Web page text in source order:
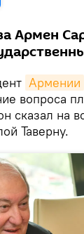
Армен
Армении
вопроса
сказал на
Таверну.